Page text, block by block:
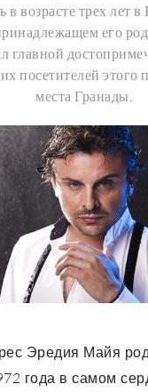
в возрасте трех лет
его
главной
посетителей этого
места Гранады.
Эредия Майя
года в самом